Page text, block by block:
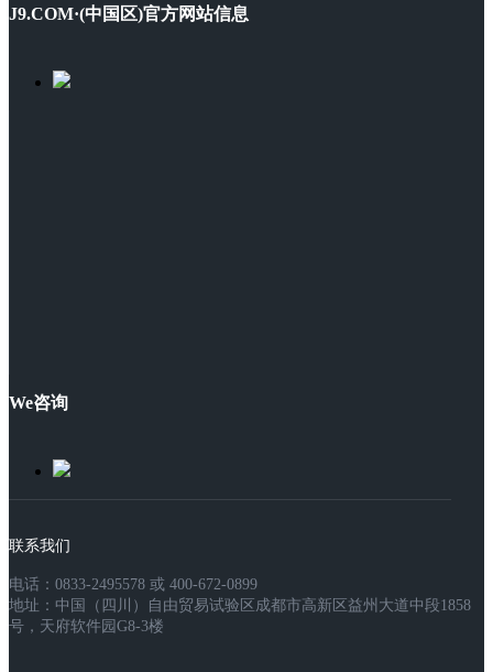
J9.COM·(中国区)官方网站信息
We咨询
联系我们
电话：0833-2495578 或 400-672-0899
地址：中国（四川）自由贸易试验区成都市高新区益州大道中段1858
号，天府软件园G8-3楼